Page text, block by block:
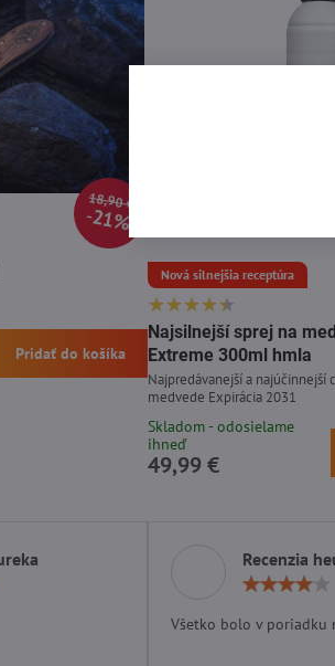
18,90 €
21%
Pridať do košíka
Nová silnejšia receptúra
Najsilnejší sprej na
Extreme 300ml hmla
Najpredávanejší a najúčinnejší
medvede Expirácia 2031
Skladom - odosielame
ihneď
49,99 €
Recenzia
Všetko bolo v poriadku